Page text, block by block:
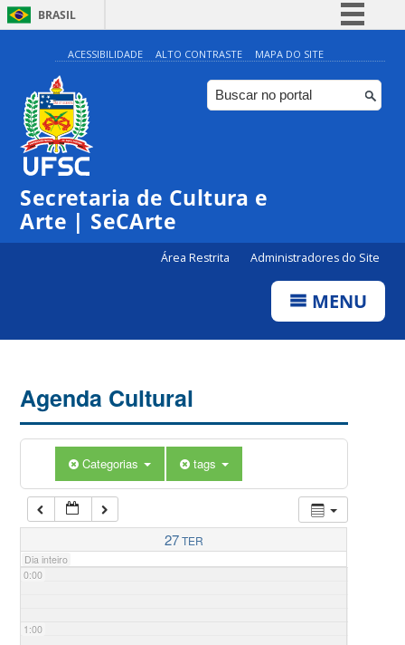
BRASIL
Simplifique!
Comunica BR
Participe
ACESSIBILIDADE ALTO CONTRASTE MAPA DO SITE
Secretaria de Cultura e
Arte | SeCArte
Área Restrita Administradores do Site
MENU
Agenda Cultural
Categorias tags
27TER
Dia inteiro
0:00
1:00